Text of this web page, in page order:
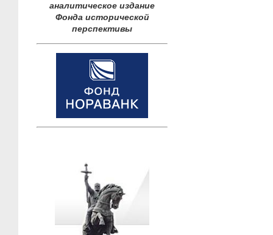
аналитическое издание
Фонда исторической
перспективы